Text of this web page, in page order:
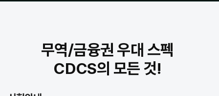
무역/금융권 우대 스펙
CDCS의 모든 것!